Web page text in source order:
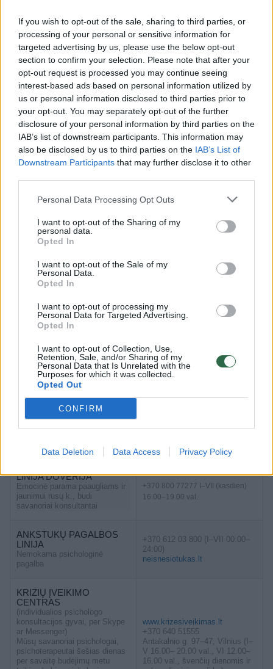
If you wish to opt-out of the sale, sharing to third parties, or
processing of your personal or sensitive information for
targeted advertising by us, please use the below opt-out
section to confirm your selection. Please note that after your
opt-out request is processed you may continue seeing
interest-based ads based on personal information utilized by
us or personal information disclosed to third parties prior to
your opt-out. You may separately opt-out of the further
disclosure of your personal information by third parties on the
IAB’s list of downstream participants. This information may
also be disclosed by us to third parties on the IAB’s List of
Downstream Participants that may further disclose it to other
Personal Data Processing Opt Outs
I want to opt-out of the Sharing of my
personal data.
Opted In
I want to opt-out of the Sale of my
Personal Data.
Opted In
I want to opt-out of processing my
Personal Data for Targeted Advertising.
Opted In
I want to opt-out of Collection, Use,
Retention, Sale, and/or Sharing of my
Personal Data that Is Unrelated with the
Purposes for which it was collected.
Opted Out
CONFIRM
Data Deletion Data Access Privacy Policy
studentams prieinamos
nemokamos, konfidencialios ir
operatyvios emocinės ir
psichologinės pagalbos tinklas
Medo.lt
+370 606 07205
VAIKŲ LINIJA
Emocinė parama vaikams, budi
savanoriai konsultantai,
profesionalai
116 111 (I–VII 11.00–23.00 val.)
Pokalbiai internetu
I–V 17.00–23.0015
Atsako per 24 val.
VAIKO TEISIŲ TARNYBA
Pagalbą teikia specialistai
Nemokamas tel. 8 800 10 800
vaikoteises.lrv.lt, pokalbių
VILTIES LINIJA
suaugusiesiems, pagalbą teikia
savanoriai ir psichikos
sveikatos specialistai
116 123 (visą parą kasdien)
I–V 17.00–20.00 val.
Laiškus atsako per 3 darbo
PAGALBOS MOTERIMS
LINIJA
pagalbą teikia savanoriai ir
psichikos sveikatos
profesionalai
SPECIALIZUOTOS
KOMPLEKSINĖS
PAGALBOS CENTRAS
Teikia konfidencialią,
specializuotą kompleksinę
pagalbą smurtą artimoje
asmenims visoje Lietuvoje.
+370 800 66366 (visą parą
kasdien)
val.)
Laiškus atsako per 24 val.
telefonu +370 700 55516
LINIJA DOVERIJA
Emocinė parama paaugliams ir
jaunimui rusų k., budi
savanoriai konsultantai
+370 800 77277 I–VII (kasdien)
16.00–19.00 val.
ANKSTUKŲ PAGALBOS
LINIJA
Nemokama psichologinė
pagalba
+370 612 03 800 (I–VII 00:00–
24:00)
neisnesiotukas.lt
KRIZIŲ ĮVEIKIMO
CENTRAS
(individualios psichologo
konsultacijos gyvai, per Skype
ar Messenger)
Mūsų savanoriai psichologai,
psichoterapeutai šešias dienas
per savaitę budėjimų metu
www.krizesiveikimas.lt
+370 640 51555
Antakalnio g. 97–47, Vilnius (I–
V 16.00– 20.00 val., VI 12.00–
16.00 val., švenčių dienomis ir